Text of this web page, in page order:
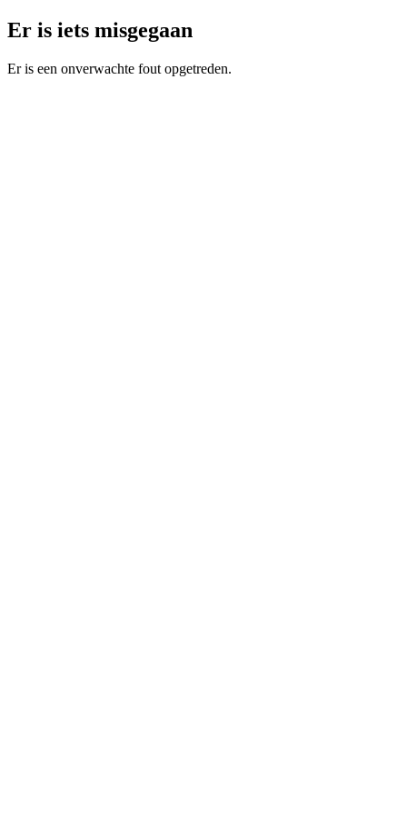
Er is iets misgegaan
Er is een onverwachte fout opgetreden.